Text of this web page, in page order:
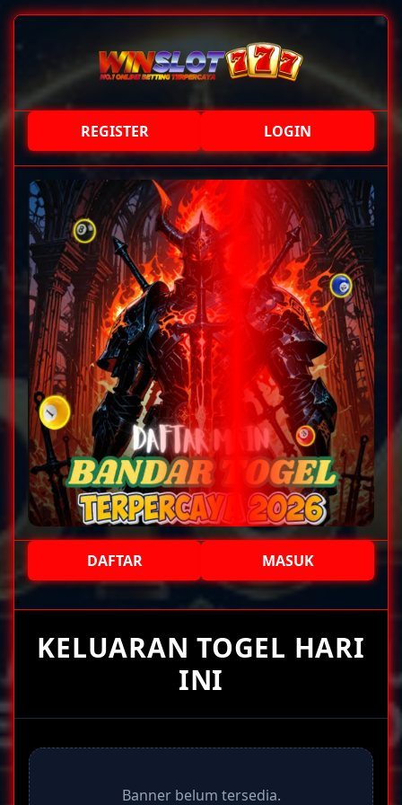
REGISTER LOGIN
DAFTAR MASUK